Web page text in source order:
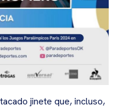
jinete que, incluso,